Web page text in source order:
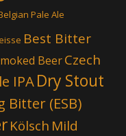
Pale Ale
Best Bitter
BeerCzech
IPADry Stout
Bitter (ESB)
Kölsch Mild